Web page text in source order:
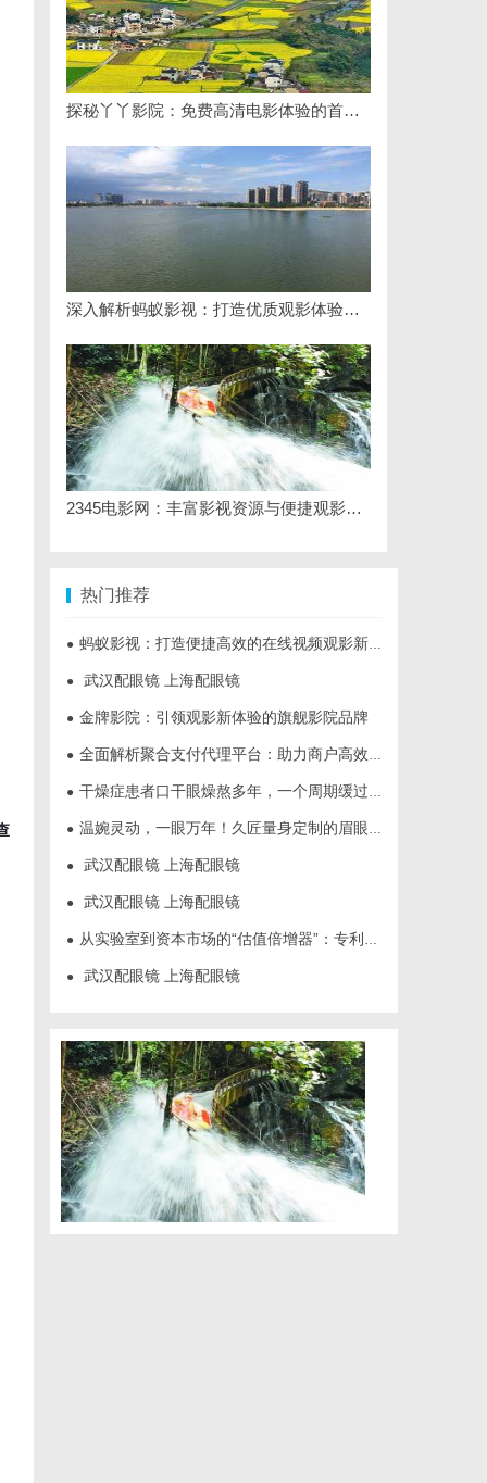
探秘丫丫影院：免费高清电影体验的首选平台
深入解析蚂蚁影视：打造优质观影体验的领先平台
2345电影网：丰富影视资源与便捷观影体验的最佳选择
热门推荐
● 蚂蚁影视：打造便捷高效的在线视频观影新体验
● 武汉配眼镜 上海配眼镜
● 金牌影院：引领观影新体验的旗舰影院品牌
● 全面解析聚合支付代理平台：助力商户高效管理多渠道支付
● 干燥症患者口干眼燥熬多年，一个周期缓过来？老中医：一张辨证方对症，身体找回津液
● 温婉灵动，一眼万年！久匠量身定制的眉眼唇，才是你整张脸的点睛之笔！淡颜系女生的气质加分项
● 武汉配眼镜 上海配眼镜
● 武汉配眼镜 上海配眼镜
● 从实验室到资本市场的“估值倍增器”：专利律师如何重塑硬科技企业的融资逻辑
● 武汉配眼镜 上海配眼镜